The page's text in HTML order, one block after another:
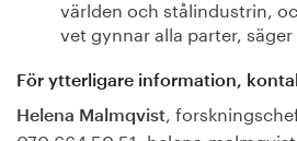
världen och stålindustrin,
vet gynnar alla parter,
För ytterligare information,
Helena Malmqvist,